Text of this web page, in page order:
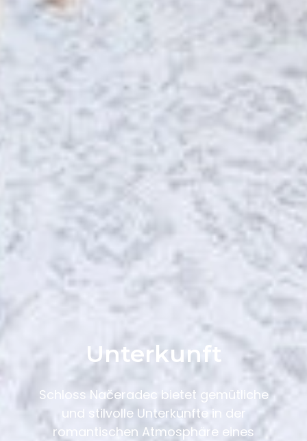
Unterkunft
Schloss Načeradec bietet gemütliche
und stilvolle Unterkünfte in der
romantischen Atmosphäre eines